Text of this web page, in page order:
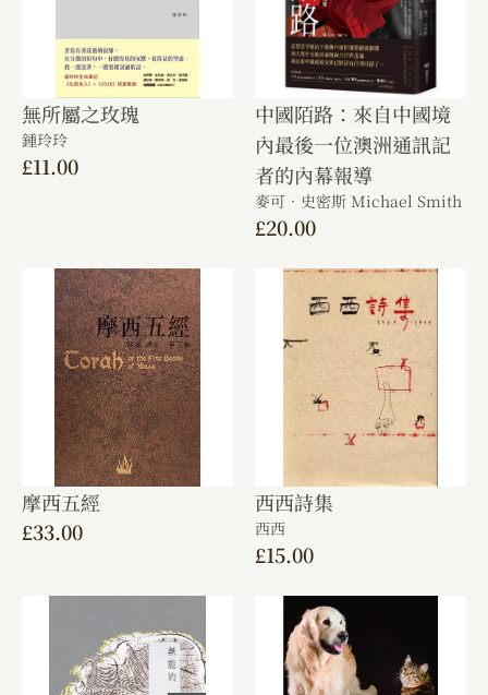
無所屬之玫瑰
鍾玲玲
£11.00
中國陌路：來自中國境
內最後一位澳洲通訊記
者的內幕報導
麥可．史密斯 Michael Smith
£20.00
摩西五經
£33.00
西西詩集
西西
£15.00